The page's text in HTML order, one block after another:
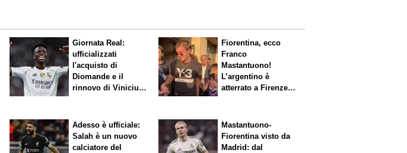
Giornata Real:
ufficializzati
l'acquisto di
Diomande e il
rinnovo di Vinicius.
Fiorentina, ecco
Franco
Mastantuono!
L’argentino è
atterrato a Firenze,
Adesso è ufficiale:
Salah è un nuovo
calciatore del
Mastantuono-
Fiorentina visto da
Madrid: dal